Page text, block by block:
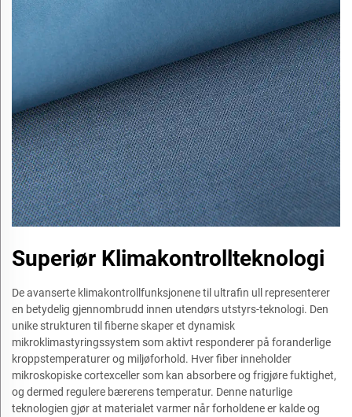
Superiør Klimakontrollteknologi
De avanserte klimakontrollfunksjonene til ultrafin ull representerer
en betydelig gjennombrudd innen utendørs utstyrs-teknologi. Den
unike strukturen til fiberne skaper et dynamisk
mikroklimastyringssystem som aktivt responderer på foranderlige
kroppstemperaturer og miljøforhold. Hver fiber inneholder
mikroskopiske cortexceller som kan absorbere og frigjøre fuktighet,
og dermed regulere bærerens temperatur. Denne naturlige
teknologien gjør at materialet varmer når forholdene er kalde og